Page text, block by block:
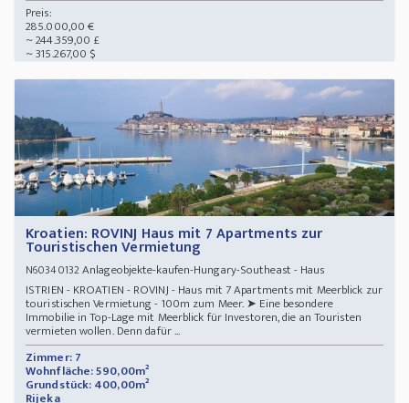
Preis:
285.000,00 €
~ 244.359,00 £
~ 315.267,00 $
Kroatien: ROVINJ Haus mit 7 Apartments zur
Touristischen Vermietung
N60340132Anlageobjekte-kaufen-Hungary-Southeast - Haus
ISTRIEN - KROATIEN - ROVINJ - Haus mit 7 Apartments mit Meerblick zur
touristischen Vermietung - 100m zum Meer. ➤ Eine besondere
Immobilie in Top-Lage mit Meerblick für Investoren, die an Touristen
vermieten wollen. Denn dafür ...
Zimmer: 7
Wohnfläche: 590,00m²
Grundstück: 400,00m²
Rijeka